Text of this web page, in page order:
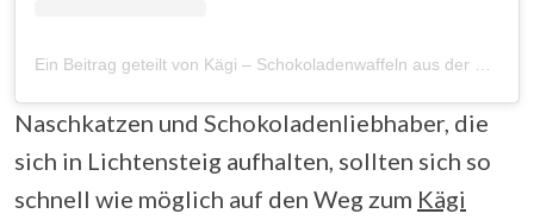
Naschkatzen und Schokoladenliebhaber, die
sich in Lichtensteig aufhalten, sollten sich so
schnell wie möglich auf den Weg zum Kägi